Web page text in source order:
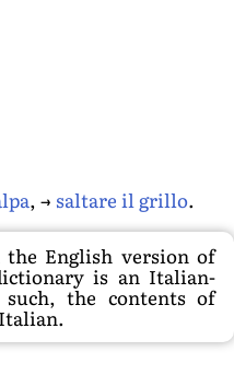
, → saltare il grillo.
English version of
is an Italian-
the contents of